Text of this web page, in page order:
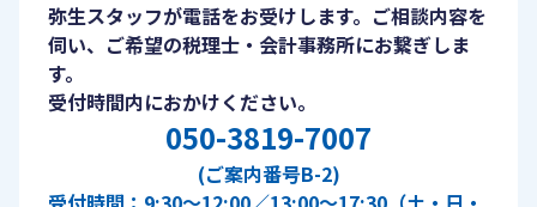
弥生スタッフが電話をお受けします。ご相談内容を
伺い、ご希望の税理士・会計事務所にお繋ぎしま
す。
受付時間内におかけください。
050-3819-7007
(ご案内番号B-2)